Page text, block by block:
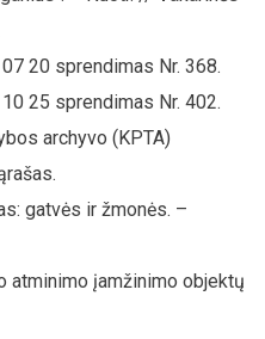
20 sprendimas Nr. 368.
25 sprendimas Nr. 402.
archyvo (KPTA)
gatvės ir žmonės. –
atminimo įamžinimo objektų